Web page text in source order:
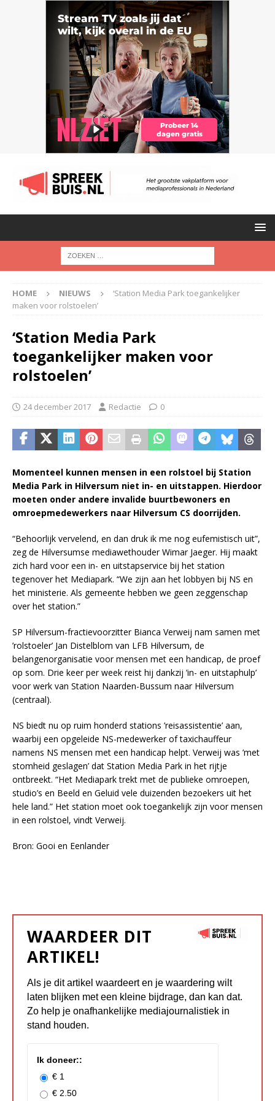
HOME NIEUWS
‘Station Media Park toegankelijker
maken voor rolstoelen’
‘Station Media Park
toegankelijker maken voor
rolstoelen’
24 december 2017 Redactie 0
Momenteel kunnen mensen in een rolstoel bij Station
Media Park in Hilversum niet in- en uitstappen. Hierdoor
moeten onder andere invalide buurtbewoners en
omroepmedewerkers naar Hilversum CS doorrijden.
“Behoorlijk vervelend, en dan druk ik me nog eufemistisch uit”,
zeg de Hilversumse mediawethouder Wimar Jaeger. Hij maakt
zich hard voor een in- en uitstapservice bij het station
tegenover het Mediapark. “We zijn aan het lobbyen bij NS en
het ministerie. Als gemeente hebben we geen zeggenschap
over het station.”
SP Hilversum-fractievoorzitter Bianca Verweij nam samen met
’rolstoeler’ Jan Distelblom van LFB Hilversum, de
belangenorganisatie voor mensen met een handicap, de proef
op som. Drie keer per week reist hij dankzij ’in- en uitstaphulp’
voor werk van Station Naarden-Bussum naar Hilversum
(centraal).
NS biedt nu op ruim honderd stations ’reisassistentie’ aan,
waarbij een opgeleide NS-medewerker of taxichauffeur
namens NS mensen met een handicap helpt. Verweij was ’met
stomheid geslagen’ dat Station Media Park in het rijtje
ontbreekt. “Het Mediapark trekt met de publieke omroepen,
studio’s en Beeld en Geluid vele duizenden bezoekers uit het
hele land.” Het station moet ook toegankelijk zijn voor mensen
in een rolstoel, vindt Verweij.
Bron: Gooi en Eenlander
WAARDEER DIT
ARTIKEL!
Als je dit artikel waardeert en je waardering wilt
laten blijken met een kleine bijdrage, dan kan dat.
Zo help je onafhankelijke mediajournalistiek in
stand houden.
Ik doneer::
€ 1
€ 2.50